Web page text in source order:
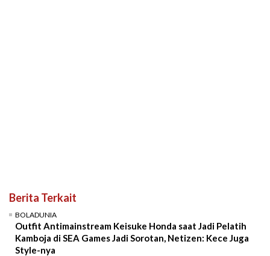
Berita Terkait
BOLADUNIA
Outfit Antimainstream Keisuke Honda saat Jadi Pelatih
Kamboja di SEA Games Jadi Sorotan, Netizen: Kece Juga
Style-nya